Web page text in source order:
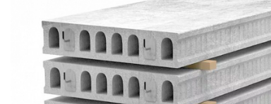
Кирпич
Плиты перекрытия
Сопутствующие товары